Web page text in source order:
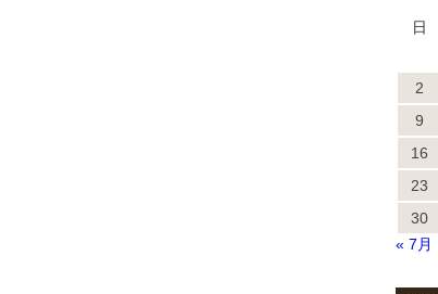
日
2
9
16
23
30
« 7月